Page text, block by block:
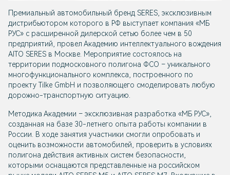
Премиальный автомобильный бренд SERES, эксклюзивным
дистрибьютором которого в РФ выступает компания «МБ
РУС» с расширенной дилерской сетью более чем в 50
предприятий, провел Академию интеллектуального вождения
AITO SERES в Москве. Мероприятие состоялось на
территории подмосковного полигона ФСО – уникального
многофункционального комплекса, построенного по
проекту Tilke GmbH и позволяющего смоделировать любую
дорожно-транспортную ситуацию.
Методика Академии – эксклюзивная разработка «МБ РУС»,
созданная на базе 30-летнего опыта работы компании в
России. В ходе занятия участники смогли опробовать и
оценить возможности автомобилей, проверить в условиях
полигона действия активных систем безопасности,
которыми оснащаются представленные на российском